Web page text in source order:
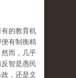
的教育机
有制衡精
而，几乎
智是愚民
，还是文